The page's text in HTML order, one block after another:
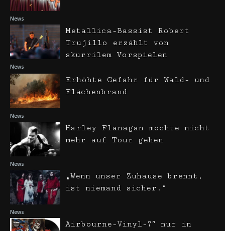
News
News
Metallica-Bassist Robert
Trujillo erzählt von
skurrilem Vorspielen
News
Erhöhte Gefahr für Wald- und
Flächenbrand
News
Harley Flanagan möchte nicht
mehr auf Tour gehen
News
„Wenn unser Zuhause brennt,
ist niemand sicher.“
Airbourne-Vinyl-7″ nur in